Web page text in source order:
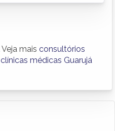
Veja mais consultórios
clínicas médicas Guarujá